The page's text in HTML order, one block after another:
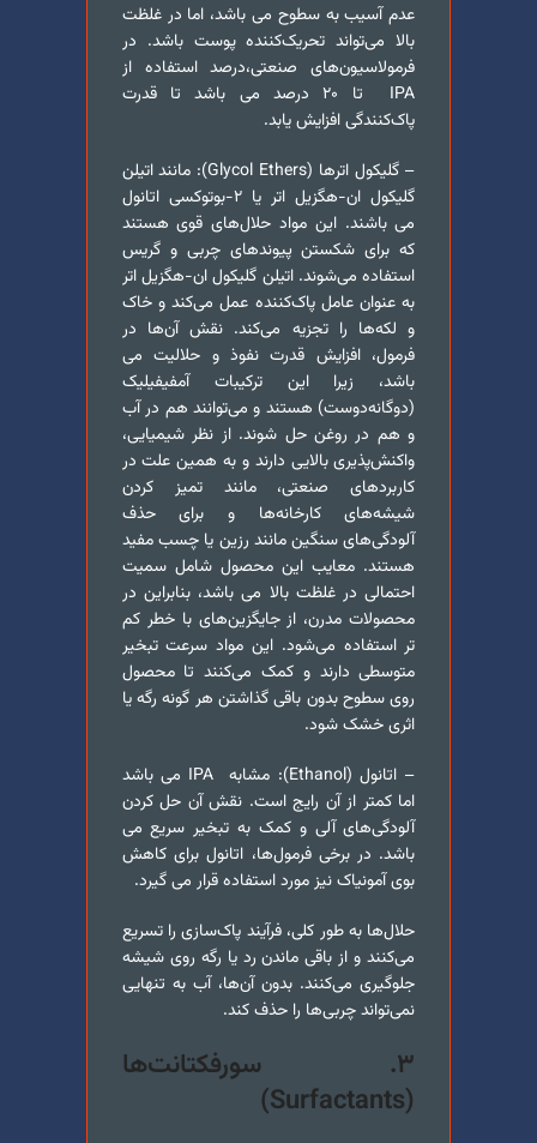
عدم آسیب به سطوح می باشد، اما در غلظت
بالا می‌تواند تحریک‌کننده پوست باشد. در
فرمولاسیون‌های صنعتی،درصد استفاده از
IPA تا ۲۰ درصد می باشد تا قدرت
پاک‌کنندگی افزایش یابد.
– گلیکول اترها (Glycol Ethers): مانند اتیلن
گلیکول ان-هگزیل اتر یا ۲-بوتوکسی اتانول
می باشند. این مواد حلال‌های قوی هستند
که برای شکستن پیوندهای چربی و گریس
استفاده می‌شوند. اتیلن گلیکول ان-هگزیل اتر
به عنوان عامل پاک‌کننده عمل می‌کند و خاک
و لکه‌ها را تجزیه می‌کند. نقش آن‌ها در
فرمول، افزایش قدرت نفوذ و حلالیت می
باشد، زیرا این ترکیبات آمفیفیلیک
(دوگانه‌دوست) هستند و می‌توانند هم در آب
و هم در روغن حل شوند. از نظر شیمیایی،
واکنش‌پذیری بالایی دارند و به همین علت در
کاربردهای صنعتی، مانند تمیز کردن
شیشه‌های کارخانه‌ها و برای حذف
آلودگی‌های سنگین مانند رزین یا چسب مفید
هستند. معایب این محصول شامل سمیت
احتمالی در غلظت بالا می باشد، بنابراین در
محصولات مدرن، از جایگزین‌های با ‌خطر کم
تر استفاده می‌شود. این مواد سرعت تبخیر
متوسطی دارند و کمک می‌کنند تا محصول
روی سطوح بدون باقی گذاشتن هر گونه رگه یا
اثری خشک شود.
– اتانول (Ethanol): مشابه IPA می باشد
اما کمتر از آن رایج است. نقش آن حل کردن
آلودگی‌های آلی و کمک به تبخیر سریع می
باشد. در برخی فرمول‌ها، اتانول برای کاهش
بوی آمونیاک نیز مورد استفاده قرار می گیرد.
حلال‌ها به طور کلی، فرآیند پاک‌سازی را تسریع
می‌کنند و از باقی ماندن رد یا رگه روی شیشه
جلوگیری می‌کنند. بدون آن‌ها، آب به تنهایی
نمی‌تواند چربی‌ها را حذف کند.
۳. سورفکتانت‌ها
(Surfactants)